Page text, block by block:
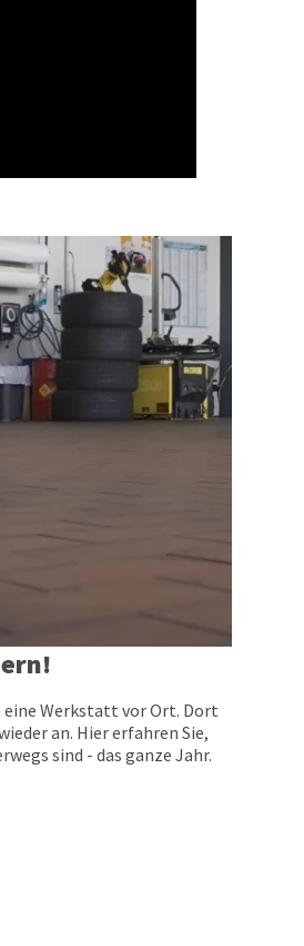
eine Werkstatt vor Ort. Dort
an. Hier erfahren Sie,
sind - das ganze Jahr.